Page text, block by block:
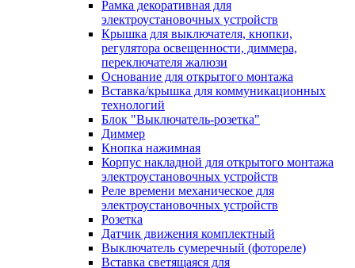
Рамка декоративная для
электроустановочных устройств
Крышка для выключателя, кнопки,
регулятора освещенности, диммера,
переключателя жалюзи
Основание для открытого монтажа
Вставка/крышка для коммуникационных
технологий
Блок "Выключатель-розетка"
Диммер
Кнопка нажимная
Корпус накладной для открытого монтажа
электроустановочных устройств
Реле времени механическое для
электроустановочных устройств
Розетка
Датчик движения комплектный
Выключатель сумеречный (фотореле)
Вставка светящаяся для